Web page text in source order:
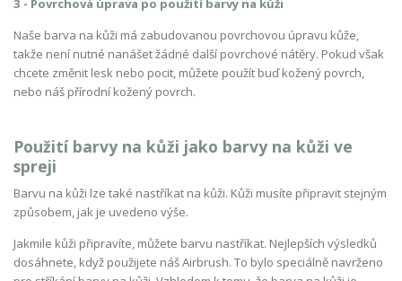
3 - Povrchová úprava po použití barvy na kůži
Naše barva na kůži má zabudovanou povrchovou úpravu kůže,
takže není nutné nanášet žádné další povrchové nátěry. Pokud však
chcete změnit lesk nebo pocit, můžete použít buď kožený povrch,
nebo náš přírodní kožený povrch.
Použití barvy na kůži jako barvy na kůži ve
spreji
Barvu na kůži lze také nastříkat na kůži. Kůži musíte připravit stejným
způsobem, jak je uvedeno výše.
Jakmile kůži připravíte, můžete barvu nastříkat. Nejlepších výsledků
dosáhnete, když použijete náš Airbrush. To bylo speciálně navrženo